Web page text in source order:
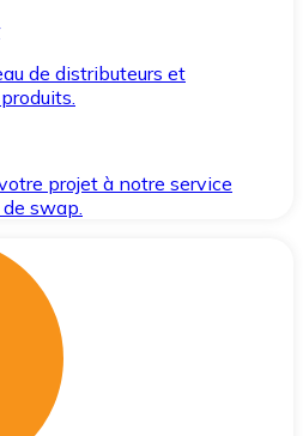
de distributeurs et
projet à notre service
swap.